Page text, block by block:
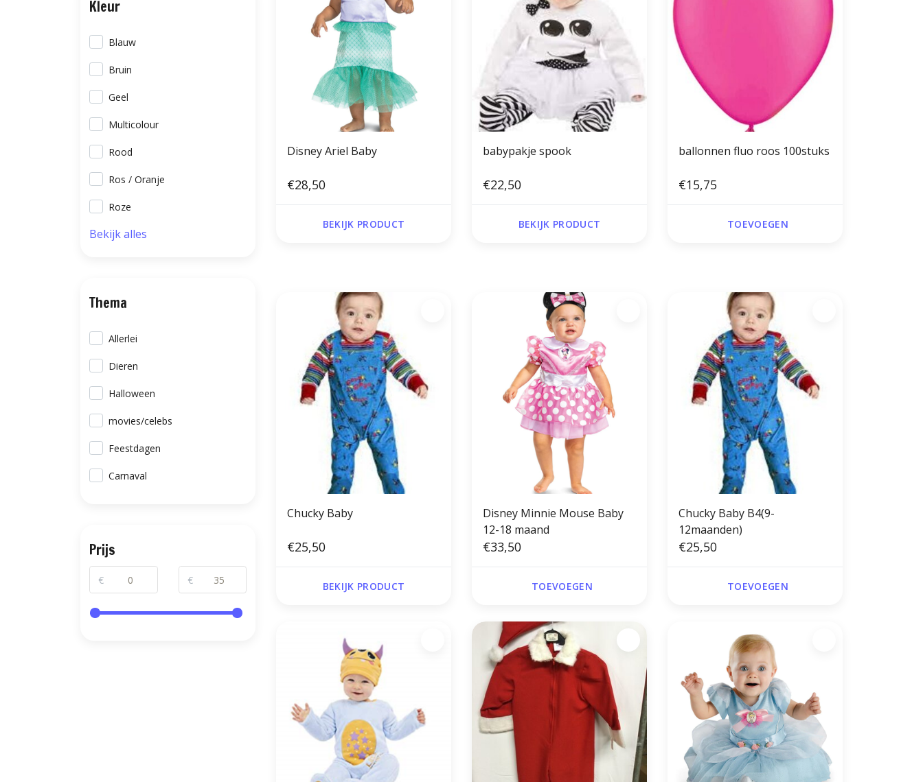
Disney Ariel Baby
€28,50
BEKIJK PRODUCT
babypakje spook
€22,50
BEKIJK PRODUCT
ballonnen fluo roos 100stuks
€15,75
TOEVOEGEN
Chucky Baby
€25,50
BEKIJK PRODUCT
Disney Minnie Mouse Baby
12-18 maand
€33,50
TOEVOEGEN
Chucky Baby B4(9-
12maanden)
€25,50
TOEVOEGEN
Kleur
Blauw
Bruin
Geel
Multicolour
Rood
Ros / Oranje
Roze
Bekijk alles
Thema
Allerlei
Dieren
Halloween
movies/celebs
Feestdagen
Carnaval
Prijs
€ €